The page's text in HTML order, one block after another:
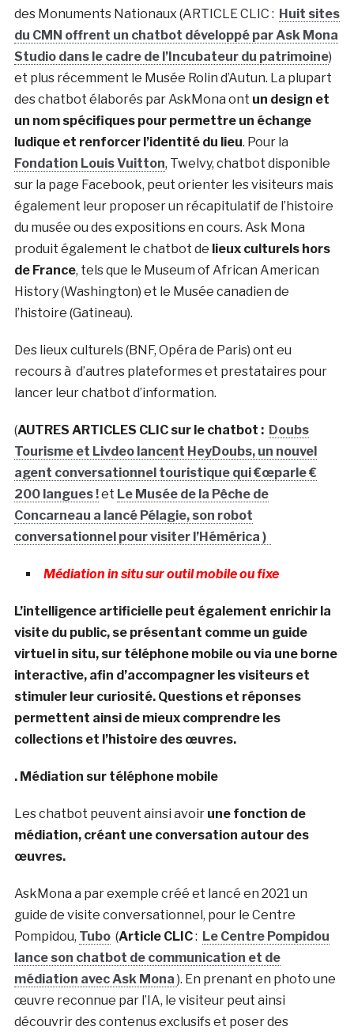
des Monuments Nationaux (ARTICLE CLIC : Huit sites
du CMN offrent un chatbot développé par Ask Mona
Studio dans le cadre de l’Incubateur du patrimoine)
et plus récemment le Musée Rolin d’Autun. La plupart
des chatbot élaborés par AskMona ont un design et
un nom spécifiques pour permettre un échange
ludique et renforcer l’identité du lieu. Pour la
Fondation Louis Vuitton, Twelvy, chatbot disponible
sur la page Facebook, peut orienter les visiteurs mais
également leur proposer un récapitulatif de l’histoire
du musée ou des expositions en cours. Ask Mona
produit également le chatbot de lieux culturels hors
de France, tels que le Museum of African American
History (Washington) et le Musée canadien de
l’histoire (Gatineau).
Des lieux culturels (BNF, Opéra de Paris) ont eu
recours à d’autres plateformes et prestataires pour
lancer leur chatbot d’information.
(AUTRES ARTICLES CLIC sur le chatbot : Doubs
Tourisme et Livdeo lancent HeyDoubs, un nouvel
agent conversationnel touristique qui €œparle €
200 langues !et Le Musée de la Pêche de
Concarneau a lancé Pélagie, son robot
conversationnel pour visiter l’Hémérica )
Médiation in situ sur outil mobile ou fixe
L’intelligence artificielle peut également enrichir la
visite du public, se présentant comme un guide
virtuel in situ, sur téléphone mobile ou via une borne
interactive, afin d’accompagner les visiteurs et
stimuler leur curiosité. Questions et réponses
permettent ainsi de mieux comprendre les
collections et l’histoire des œuvres.
. Médiation sur téléphone mobile
Les chatbot peuvent ainsi avoir une fonction de
médiation, créant une conversation autour des
œuvres.
AskMona a par exemple créé et lancé en 2021 un
guide de visite conversationnel, pour le Centre
Pompidou, Tubo(Article CLIC: Le Centre Pompidou
lance son chatbot de communication et de
médiation avec Ask Mona ). En prenant en photo une
œuvre reconnue par l’IA, le visiteur peut ainsi
découvrir des contenus exclusifs et poser des